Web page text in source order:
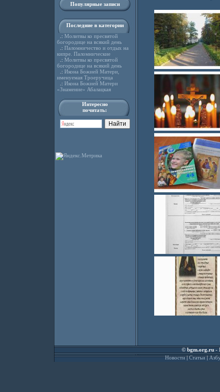
Популярные записи
Последние в категории
.: Молитвы ко пресвятой
богородице на всякий день
.: Паломничество и отдых на
кипре. Паломнические
.: Молитвы ко пресвятой
богородице на всякий день
.: Икона Божией Матери,
именуемая Троеручица
.: Икона Божией Матери
«Знамение» Абалацкая
Интересно
почитать:
©bgm.org.ru-
Новости|Статьи|